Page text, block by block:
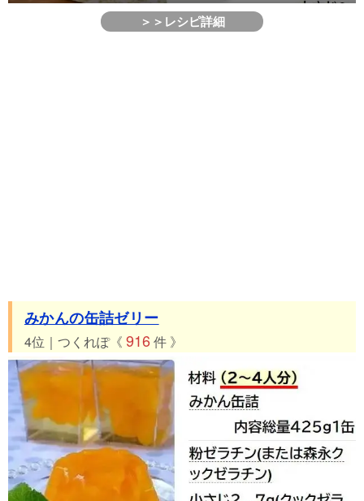
＞＞レシピ詳細
みかんの缶詰ゼリー
4位｜つくれぽ《 916件 》